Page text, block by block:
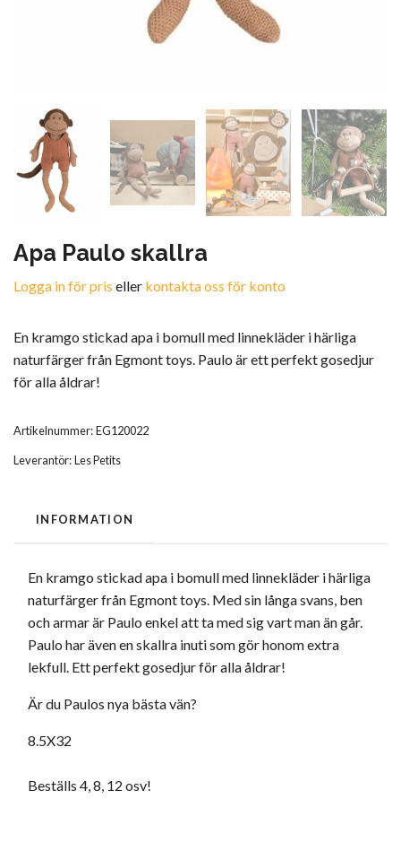
Apa Paulo skallra
Logga in för pris eller kontakta oss för konto
En kramgo stickad apa i bomull med linnekläder i härliga
naturfärger från Egmont toys. Paulo är ett perfekt gosedjur
för alla åldrar!
Artikelnummer:EG120022
Leverantör:Les Petits
INFORMATION
En kramgo stickad apa i bomull med linnekläder i härliga
naturfärger från Egmont toys. Med sin långa svans, ben
och armar är Paulo enkel att ta med sig vart man än går.
Paulo har även en skallra inuti som gör honom extra
lekfull. Ett perfekt gosedjur för alla åldrar!
Är du Paulos nya bästa vän?
8.5X32
Beställs 4, 8, 12 osv!